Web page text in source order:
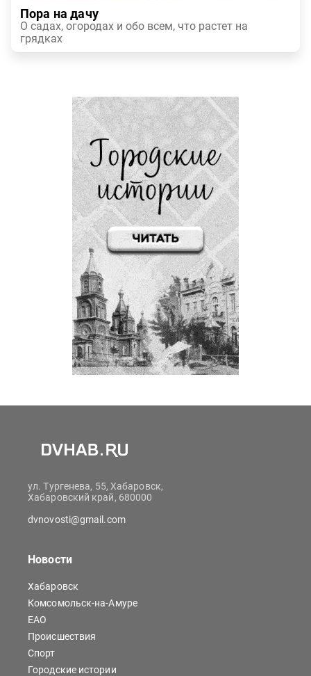
Пора на дачу
О садах, огородах и обо всем, что растет на
грядках
ул. Тургенева, 55, Хабаровск,
Хабаровский край, 680000
dvnovosti@gmail.com
Новости
Хабаровск
Комсомольск-на-Амуре
ЕАО
Происшествия
Спорт
Городские истории